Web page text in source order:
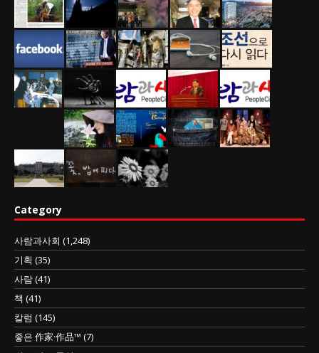
Category
사람과사회 (1,248)
기획 (35)
사람(41)
책 (41)
칼럼 (145)
좋은 作家·作品™ (7)